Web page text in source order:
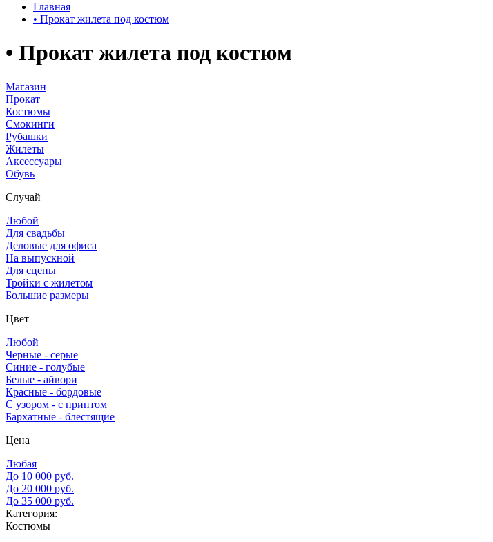
Главная
• Прокат жилета под костюм
• Прокат жилета под костюм
Магазин
Прокат
Костюмы
Смокинги
Рубашки
Жилеты
Аксессуары
Обувь
Случай
Любой
Для свадьбы
Деловые для офиса
На выпускной
Для сцены
Тройки с жилетом
Большие размеры
Цвет
Любой
Черные - серые
Синие - голубые
Белые - айвори
Красные - бордовые
С узором - с принтом
Бархатные - блестящие
Цена
Любая
До 10 000 руб.
До 20 000 руб.
До 35 000 руб.
Категория:
Костюмы